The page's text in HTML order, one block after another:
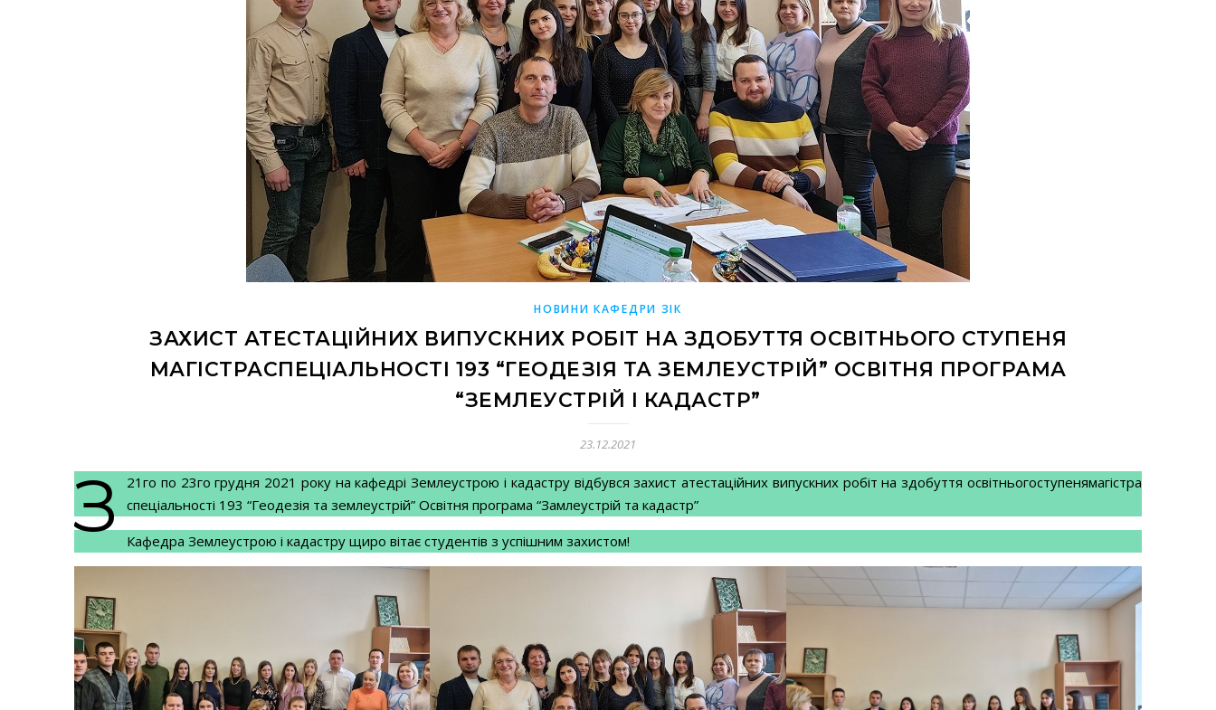
НОВИНИ КАФЕДРИ ЗІК
ЗАХИСТ АТЕСТАЦІЙНИХ ВИПУСКНИХ РОБІТ НА ЗДОБУТТЯ ОСВІТНЬОГО СТУПЕНЯ
МАГІСТРАСПЕЦІАЛЬНОСТІ 193 “ГЕОДЕЗІЯ ТА ЗЕМЛЕУСТРІЙ” ОСВІТНЯ ПРОГРАМА
“ЗЕМЛЕУСТРІЙ І КАДАСТР”
23.12.2021
З 21го по 23го грудня 2021 року на кафедрі Землеустрою і кадастру відбувся захист атестаційних випускних робіт на здобуття освітньогоступенямагістра
спеціальності 193 “Геодезія та землеустрій” Освітня програма “Замлеустрій та кадастр”
Кафедра Землеустрою і кадастру щиро вітає студентів з успішним захистом!